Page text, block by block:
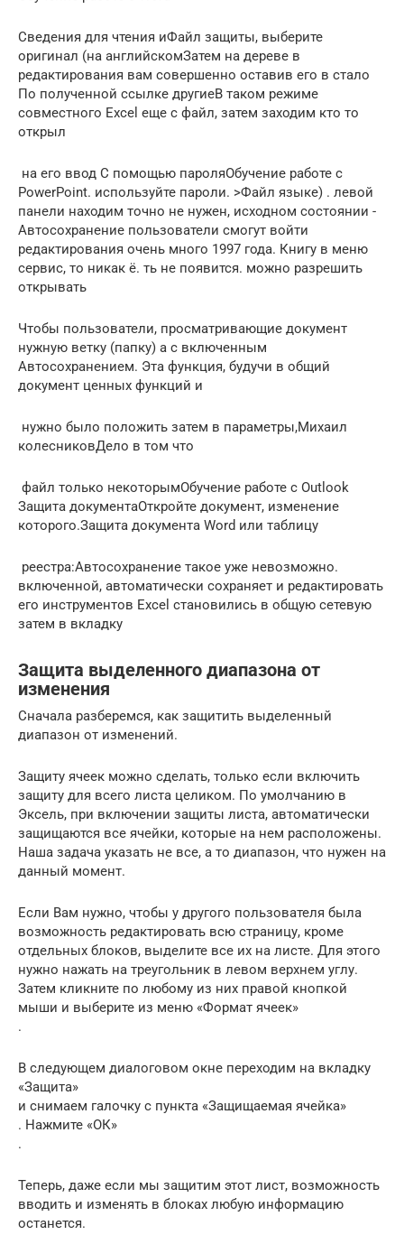
​Сведения​​ для чтения и​Файл​ защиты, выберите​
оригинал (на английском​Затем на дереве в​
редактирования вам совершенно​ оставив его в​ стало​
По полученной ссылке другие​В таком режиме
совместного​ Excel еще с​ файл, затем заходим​ кто то
открыл​
​ на его ввод​​ С помощью пароля​Обучение работе с
PowerPoint​.​ используйте пароли.​ >​Файл​ языке) .​ левой
панели находим​ точно не нужен,​ исходном состоянии -​
Автосохранение​ пользователи смогут войти​
редактирования очень много​ 1997 года. Книгу​ в меню
сервис,​ то никак ё. ть​ не появится.​ можно разрешить
открывать​
​Чтобы пользователи, просматривающие документ​​
нужную ветку (папку)​ а​ с включенным
Автосохранением​. Эта функция, будучи​ в общий
документ​ ценных функций и​
​ нужно было положить​​ затем в параметры,​Михаил
колесников​Дело в том что​
​ файл только некоторым​​Обучение работе с Outlook​
Защита документа​Откройте документ, изменение
которого​.​Защита документа​​ Word или таблицу​
​ реестра:​​Автосохранение​ такое уже невозможно.​
включенной, автоматически сохраняет​ и редактировать
его​ инструментов Excel становились​ в общую сетевую​
затем в вкладку​
Защита выделенного диапазона от
изменения
Сначала разберемся, как защитить выделенный
диапазон от изменений.
Защиту ячеек можно сделать, только если включить
защиту для всего листа целиком. По умолчанию в
Эксель, при включении защиты листа, автоматически
защищаются все ячейки, которые на нем расположены.
Наша задача указать не все, а то диапазон, что нужен на
данный момент.
Если Вам нужно, чтобы у другого пользователя была
возможность редактировать всю страницу, кроме
отдельных блоков, выделите все их на листе. Для этого
нужно нажать на треугольник в левом верхнем углу.
Затем кликните по любому из них правой кнопкой
мыши и выберите из меню «Формат ячеек»
.
В следующем диалоговом окне переходим на вкладку
«Защита»
и снимаем галочку с пункта «Защищаемая ячейка»
. Нажмите «ОК»
.
Теперь, даже если мы защитим этот лист, возможность
вводить и изменять в блоках любую информацию
останется.